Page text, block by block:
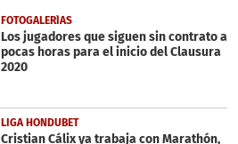
FOTOGALERÍAS
Los jugadores que siguen sin contrato a
pocas horas para el inicio del Clausura
2020
LIGA HONDUBET
Cristian Cálix ya trabaja con Marathón,